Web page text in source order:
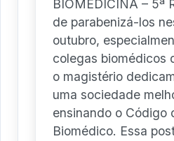
BIOMEDICINA – 5ª
de parabenizá-los
outubro,
colegas biomédicos
o magistério
uma sociedade
ensinando o Código
Biomédico. Essa